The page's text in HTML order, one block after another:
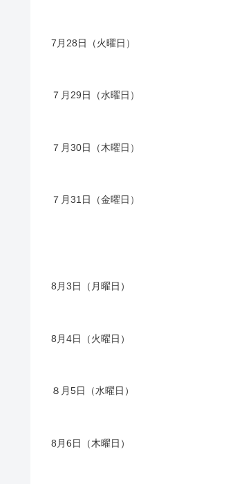
7月28日（火曜日）
７月29日（水曜日）
７月30日（木曜日）
７月31日（金曜日）
8月3日（月曜日）
8月4日（火曜日）
８月5日（水曜日）
8月6日（木曜日）